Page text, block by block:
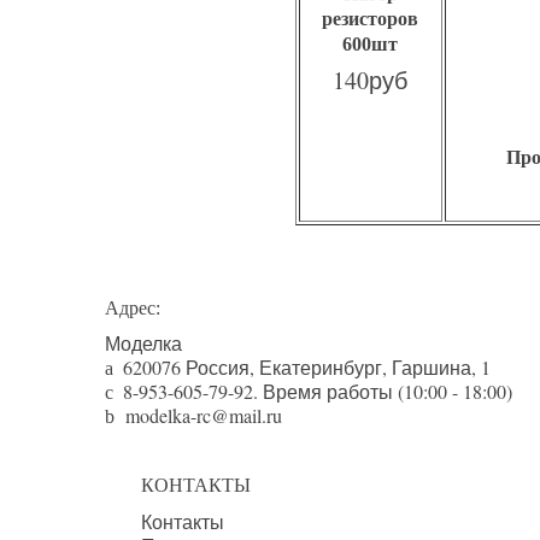
резисторов
600шт
140руб
Адрес:
Моделка
a 620076 Россия, Екатеринбург, Гаршина, 1
c 8-953-605-79-92. Время работы (10:00 - 18:00)
b modelka-rc@mail.ru
КОНТАКТЫ
Контакты